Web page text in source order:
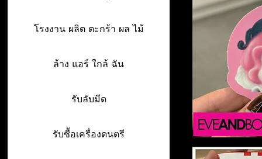
โรงงาน ผลิต ตะกร้า ผล ไม้
ล้าง แอร์ ใกล้ ฉัน
รับลับมีด
รับซื้อเครื่องดนตรี